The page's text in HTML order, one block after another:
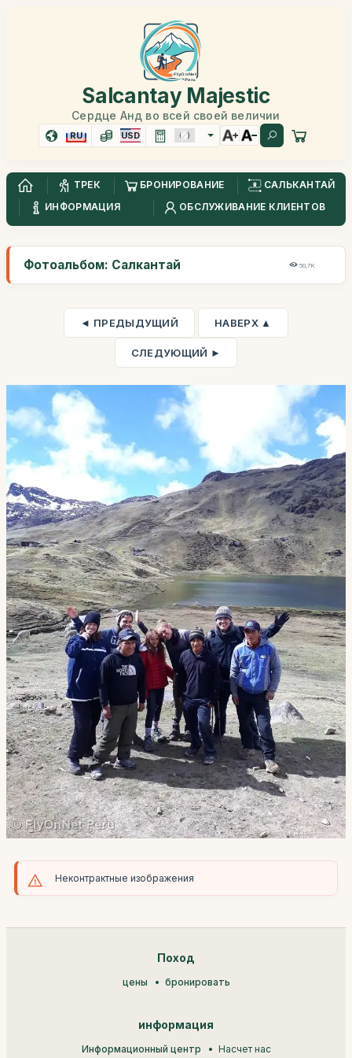
Salcantay Majestic
Сердце Анд во всей своей величии
RU USD
ТРЕК БРОНИРОВАНИЕ
САЛЬКАНТАЙ
ИНФОРМАЦИЯ
ОБСЛУЖИВАНИЕ КЛИЕНТОВ
Фотоальбом: Салкантай 50,7K
◄ ПРЕДЫДУЩИЙ НАВЕРХ ▲
СЛЕДУЮЩИЙ ►
Неконтрактные изображения
Поход
цены бронировать
информация
Информационный центр Насчет нас